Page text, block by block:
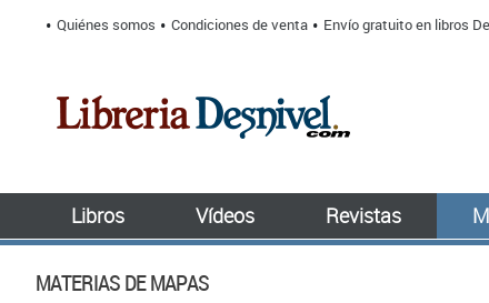
Quiénes somos Condiciones de venta Envío gratuito en libros
Libros Vídeos Revistas
MATERIAS DE MAPAS